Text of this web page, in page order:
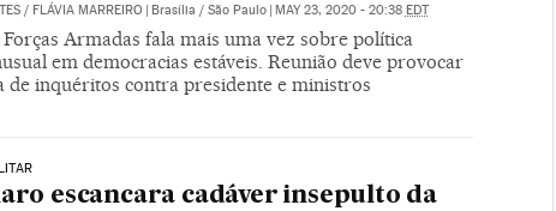
/ FLÁVIA MARREIRO | Brasília / São Paulo | MAY 23, 2020 - 20:38 EDT
Forças Armadas fala mais uma vez sobre política
em democracias estáveis. Reunião deve provocar
de inquéritos contra presidente e ministros
escancara cadáver insepulto da